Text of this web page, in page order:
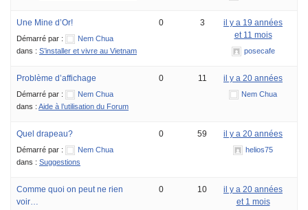
Une Mine d’Or!
Démarré par :
Nem Chua
dans : S’installer et vivre au Vietnam
0 3
il y a 19 années
et 11 mois
posecafe
Problème d’affichage
Démarré par :
Nem Chua
dans : Aide à l’utilisation du Forum
0 11 il y a 20 années
Nem Chua
Quel drapeau?
Démarré par :
Nem Chua
dans : Suggestions
0 59 il y a 20 années
helios75
Comme quoi on peut ne rien
voir…
0 10
il y a 20 années
et 1 mois